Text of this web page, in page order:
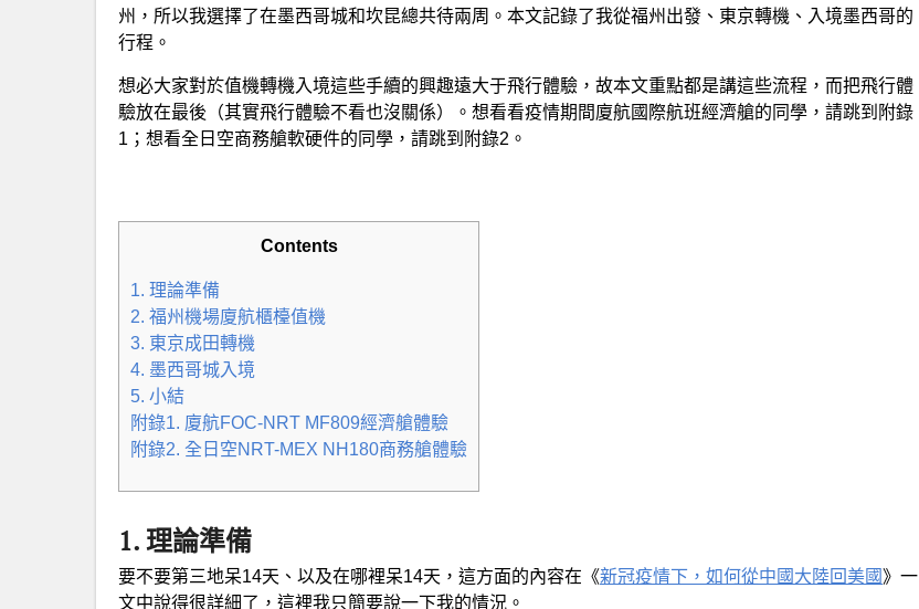
州，所以我選擇了在墨西哥城和坎昆總共待兩周。本文記錄了我從福州出發、東京轉機、入境墨西哥的
行程。
想必大家對於值機轉機入境這些手續的興趣遠大于飛行體驗，故本文重點都是講這些流程，而把飛行體
驗放在最後（其實飛行體驗不看也沒關係）。想看看疫情期間廈航國際航班經濟艙的同學，請跳到附錄
1；想看全日空商務艙軟硬件的同學，請跳到附錄2。
Contents
1. 理論準備
2. 福州機場廈航櫃檯值機
3. 東京成田轉機
4. 墨西哥城入境
5. 小結
附錄1. 廈航FOC-NRT MF809經濟艙體驗
附錄2. 全日空NRT-MEX NH180商務艙體驗
1. 理論準備
要不要第三地呆14天、以及在哪裡呆14天，這方面的內容在《新冠疫情下，如何從中國大陸回美國 》一
文中說得很詳細了，這裡我只簡要說一下我的情況。